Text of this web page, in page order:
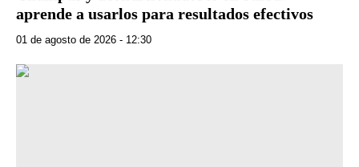
aprende a usarlos para resultados efectivos
01 de agosto de 2026 - 12:30